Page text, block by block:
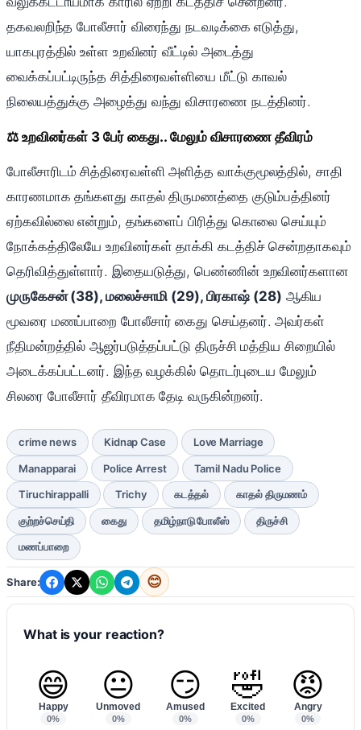
தகவலறிந்த போலீசார் விரைந்து நடவடிக்கை எடுத்து,
யாகபுரத்தில் உள்ள உறவினர் வீட்டில் அடைத்து
வைக்கப்பட்டிருந்த சித்திரைவள்ளியை மீட்டு காவல்
நிலையத்துக்கு அழைத்து வந்து விசாரணை நடத்தினர்.
⚖️ உறவினர்கள் 3 பேர் கைது.. மேலும் விசாரணை தீவிரம்
போலீசாரிடம் சித்திரைவள்ளி அளித்த வாக்குமூலத்தில், சாதி
காரணமாக தங்களது காதல் திருமணத்தை குடும்பத்தினர்
ஏற்கவில்லை என்றும், தங்களைப் பிரித்து கொலை செய்யும்
நோக்கத்திலேயே உறவினர்கள் தாக்கி கடத்திச் சென்றதாகவும்
தெரிவித்துள்ளார். இதையடுத்து, பெண்ணின் உறவினர்களான
முருகேசன் (38), மலைச்சாமி (29), பிரகாஷ் (28) ஆகிய
மூவரை மணப்பாறை போலீசார் கைது செய்தனர். அவர்கள்
நீதிமன்றத்தில் ஆஜர்படுத்தப்பட்டு திருச்சி மத்திய சிறையில்
அடைக்கப்பட்டனர். இந்த வழக்கில் தொடர்புடைய மேலும்
சிலரை போலீசார் தீவிரமாக தேடி வருகின்றனர்.
crime news Kidnap Case Love Marriage
Manapparai Police Arrest Tamil Nadu Police
Tiruchirappalli Trichy கடத்தல் காதல் திருமணம்
குற்றச்செய்தி கைது தமிழ்நாடு போலீஸ் திருச்சி
மணப்பாறை
Share: 😊
What is your reaction?
😄
Happy
0%
😐
Unmoved
0%
😏
Amused
0%
🤣
Excited
0%
😡
Angry
0%